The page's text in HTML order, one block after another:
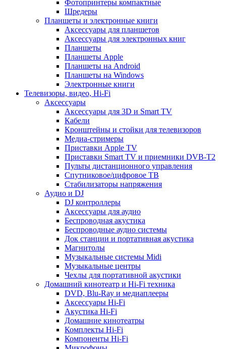
Фотопринтеры компактные
Шредеры
Планшеты и электронные книги
Аксессуары для планшетов
Аксессуары для электронных книг
Планшеты
Планшеты Apple
Планшеты на Android
Планшеты на Windows
Электронные книги
Телевизоры, видео, Hi-Fi
Аксессуары
Аксессуары для 3D и Smart TV
Кабели
Кронштейны и стойки для телевизоров
Медиа-стримеры
Приставки Apple TV
Приставки Smart TV и приемники DVB-T2
Пульты дистанционного управления
Спутниковое/цифровое ТВ
Стабилизаторы напряжения
Аудио и DJ
DJ контроллеры
Аксессуары для аудио
Беспроводная акустика
Беспроводные аудио системы
Док станции и портативная акустика
Магнитолы
Музыкальные системы Midi
Музыкальные центры
Чехлы для портативной акустики
Домашний кинотеатр и Hi-Fi техника
DVD, Blu-Ray и медиаплееры
Аксессуары Hi-Fi
Акустика Hi-Fi
Домашние кинотеатры
Комплекты Hi-Fi
Компоненты Hi-Fi